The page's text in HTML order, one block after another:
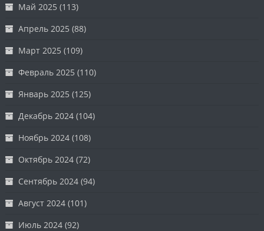
Май 2025 (113)
Апрель 2025 (88)
Март 2025 (109)
Февраль 2025 (110)
Январь 2025 (125)
Декабрь 2024 (104)
Ноябрь 2024 (108)
Октябрь 2024 (72)
Сентябрь 2024 (94)
Август 2024 (101)
Июль 2024 (92)